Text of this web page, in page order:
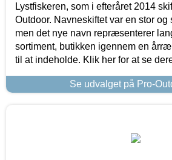
Lystfiskeren, som i efteråret 2014
Outdoor. Navneskiftet var en stor
men det nye navn repræsenterer
sortiment, butikken igennem en
til at indeholde. Klik her for at se
Se udvalget på Pro-